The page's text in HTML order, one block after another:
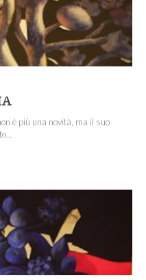
è più una novità, ma il suo